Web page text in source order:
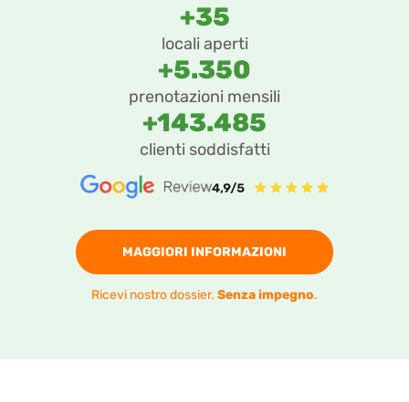
+35
locali aperti
+5.350
prenotazioni mensili
+143.485
clienti soddisfatti
MAGGIORI INFORMAZIONI
Ricevi nostro dossier. Senza impegno.